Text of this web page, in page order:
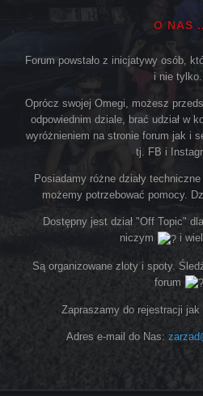
O NAS
Forum powstało z inicjatywy osób,
i nie
Oprócz swojej Omegi, możesz
odpowiednim dziale, brać udział w
wyróżnieniem na stronie forum jak i
tj. FB i
Posiadamy różne działy
możemy potrzebować pomocy.
Dostępny jest dział "Off Topic"
niczym
i
Są organizowane zloty i spoty.
forum
Zapraszamy do rejestracji
Adres e-mail do Nas: